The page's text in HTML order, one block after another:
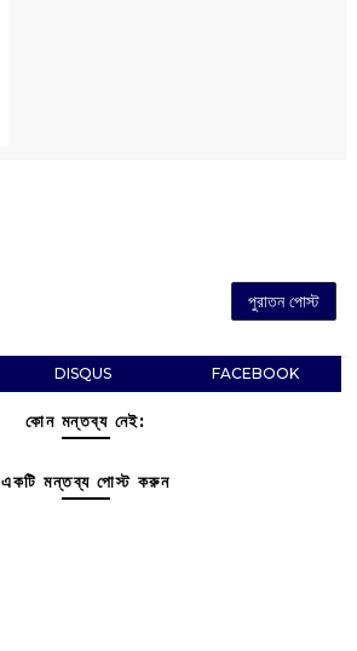
পুরাতন পোস্ট
DISQUS FACEBOOK
কোন মন্তব্য নেই:
একটি মন্তব্য পোস্ট করুন